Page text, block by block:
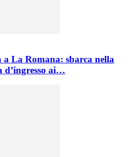
a La Romana: sbarca nella
d’ingresso ai…